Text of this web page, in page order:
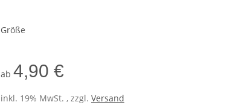
Größe
ab 4,90 €
inkl. 19% MwSt. , zzgl. Versand